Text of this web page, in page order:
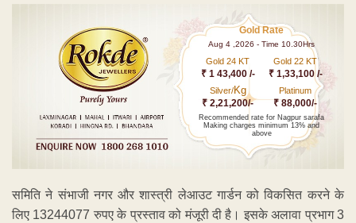
Gold Rate
Aug 4 ,2026 - Time 10.30Hrs
Gold 24 KT
₹ 1 43,400 /-
Gold 22 KT
₹ 1,33,100 /-
Silver/Kg
₹ 2,21,200/-
Platinum
₹ 88,000/-
Recommended rate for Nagpur sarafa
Making charges minimum 13% and
above
समिति ने संभाजी नगर और शास्त्री लेआउट गार्डन को विकसित करने के
लिए 13244077 रुपए के प्रस्ताव को मंजूरी दी है। इसके अलावा प्रभाग 3